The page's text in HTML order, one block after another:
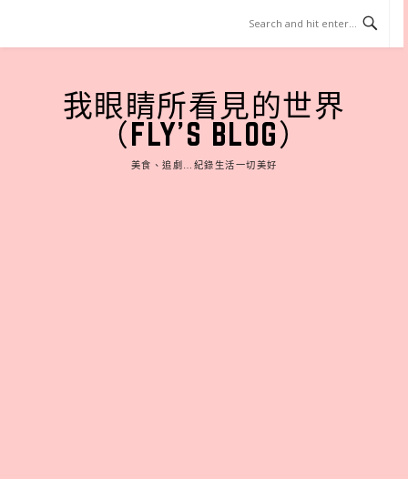
content
我眼睛所看見的世界
（FLY'S BLOG）
美食、追劇…紀錄生活一切美好